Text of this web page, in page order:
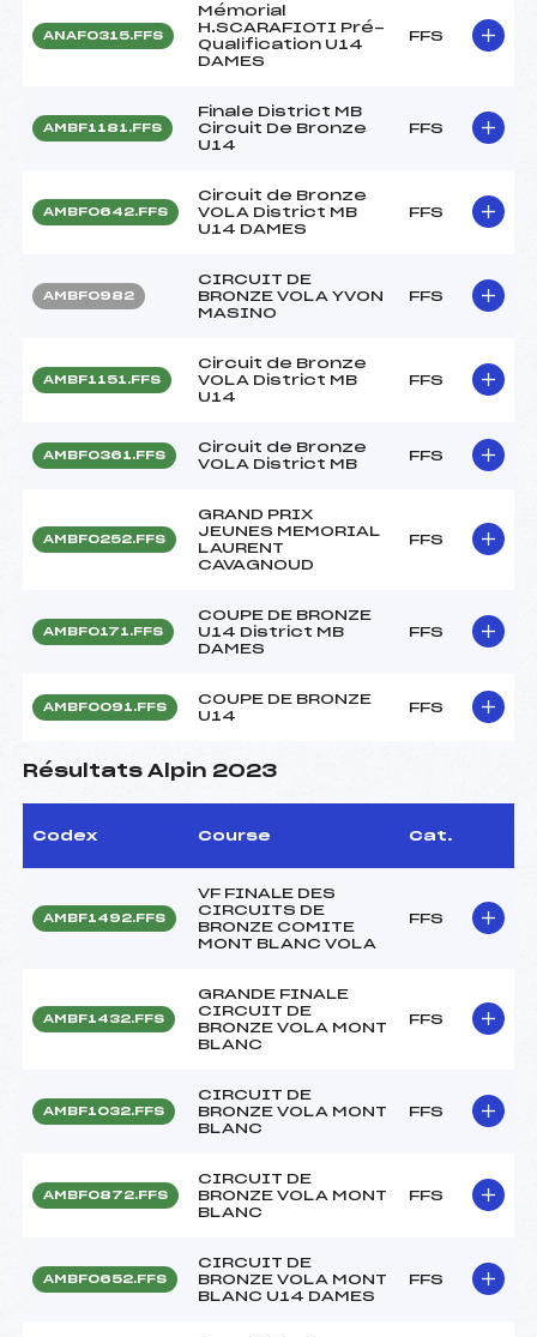
ANAF0315.FFS
Mémorial
H.SCARAFIOTI Pré-
Qualification U14
DAMES
FFS
AMBF1181.FFS
Finale District MB
Circuit De Bronze
U14
FFS
AMBF0642.FFS
Circuit de Bronze
VOLA District MB
U14 DAMES
FFS
AMBF0982
CIRCUIT DE
BRONZE VOLA YVON
MASINO
FFS
AMBF1151.FFS
Circuit de Bronze
VOLA District MB
U14
FFS
AMBF0361.FFS
Circuit de Bronze
VOLA District MB
FFS
AMBF0252.FFS
GRAND PRIX
JEUNES MEMORIAL
LAURENT
CAVAGNOUD
FFS
AMBF0171.FFS
COUPE DE BRONZE
U14 District MB
DAMES
FFS
AMBF0091.FFS
COUPE DE BRONZE
U14
FFS
Résultats Alpin 2023
Codex Course Cat.
AMBF1492.FFS
VF FINALE DES
CIRCUITS DE
BRONZE COMITE
MONT BLANC VOLA
FFS
AMBF1432.FFS
GRANDE FINALE
CIRCUIT DE
BRONZE VOLA MONT
BLANC
FFS
AMBF1032.FFS
CIRCUIT DE
BRONZE VOLA MONT
BLANC
FFS
AMBF0872.FFS
CIRCUIT DE
BRONZE VOLA MONT
BLANC
FFS
AMBF0652.FFS
CIRCUIT DE
BRONZE VOLA MONT
BLANC U14 DAMES
FFS